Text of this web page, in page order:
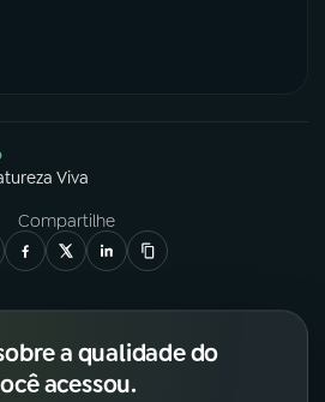
Viva
Compartilhe
a qualidade do
acessou.